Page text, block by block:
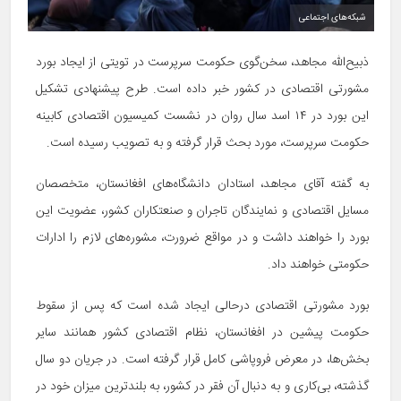
شبکه‌های اجتماعی
ذبیح‌الله مجاهد، سخن­‌گوی حکومت سرپرست در تویتی از ایجاد بورد
مشورتی اقتصادی در کشور خبر داده است. طرح پیشنهادی تشکیل
این بورد در ۱۴ اسد سال روان در نشست کمیسیون اقتصادی کابینه
حکومت سرپرست، مورد بحث قرار گرفته و به تصویب رسیده است.
به گفته آقای مجاهد، استادان دانشگاه‌های افغانستان، متخصصان
مسایل اقتصادی و نمایندگان تاجران و صنعت­کاران کشور، عضویت این
بورد را خواهند داشت و در مواقع ضرورت، مشوره­‌های لازم را ادارات
حکومتی خواهند داد.
بورد مشورتی اقتصادی درحالی ایجاد شده است که پس از سقوط
حکومت پیشین در افغانستان، نظام اقتصادی کشور همانند سایر
بخش‌ها، در معرض فروپاشی کامل قرار گرفته است. در جریان دو سال
گذشته، بی‌کاری و به دنبال آن فقر در کشور، به بلندترین میزان خود در